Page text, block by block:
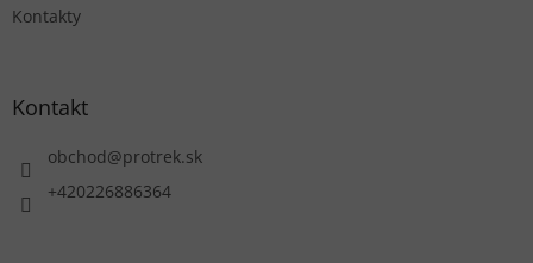
Kontakty
Kontakt
obchod@protrek.sk
+420226886364